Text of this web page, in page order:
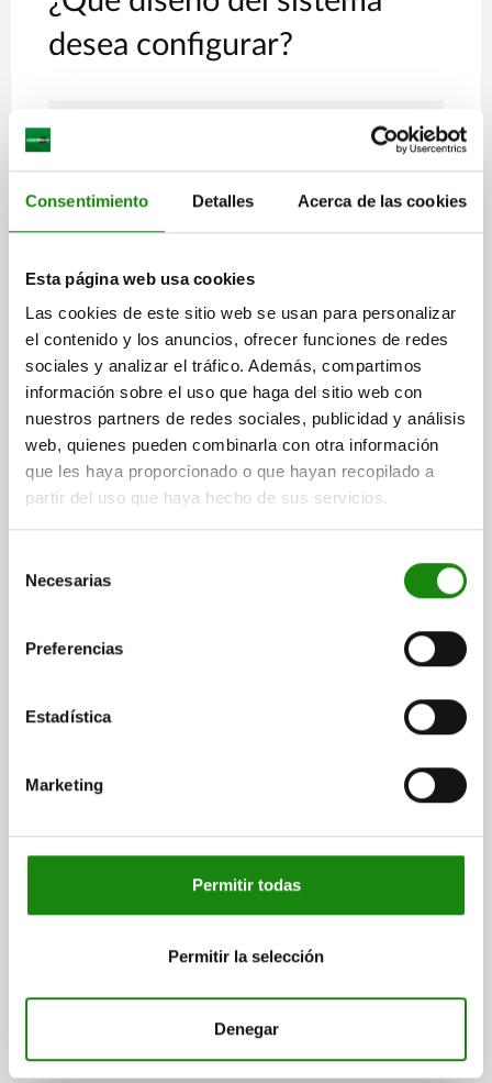
Consentimiento Detalles Acerca de las cookies
Esta página web usa cookies
Las cookies de este sitio web se usan para personalizar
el contenido y los anuncios, ofrecer funciones de redes
sociales y analizar el tráfico. Además, compartimos
información sobre el uso que haga del sitio web con
nuestros partners de redes sociales, publicidad y análisis
web, quienes pueden combinarla con otra información
que les haya proporcionado o que hayan recopilado a
partir del uso que haya hecho de sus servicios.
Necesarias
Preferencias
Estadística
Marketing
Permitir todas
Permitir la selección
Denegar
DESCARGAS
Otros clientes también
compraron
03096
collar con anilla de tracción de acero inoxidable
desde